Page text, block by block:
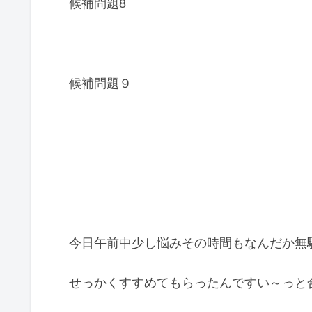
候補問題8
候補問題９
今日午前中少し悩みその時間もなんだか無
せっかくすすめてもらったんですい～っ